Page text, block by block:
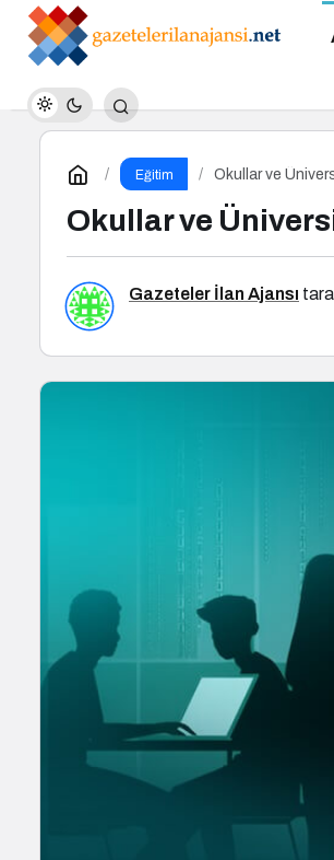
Eğitim Okullar ve
Okullar ve
Gazeteler İlan Ajansı